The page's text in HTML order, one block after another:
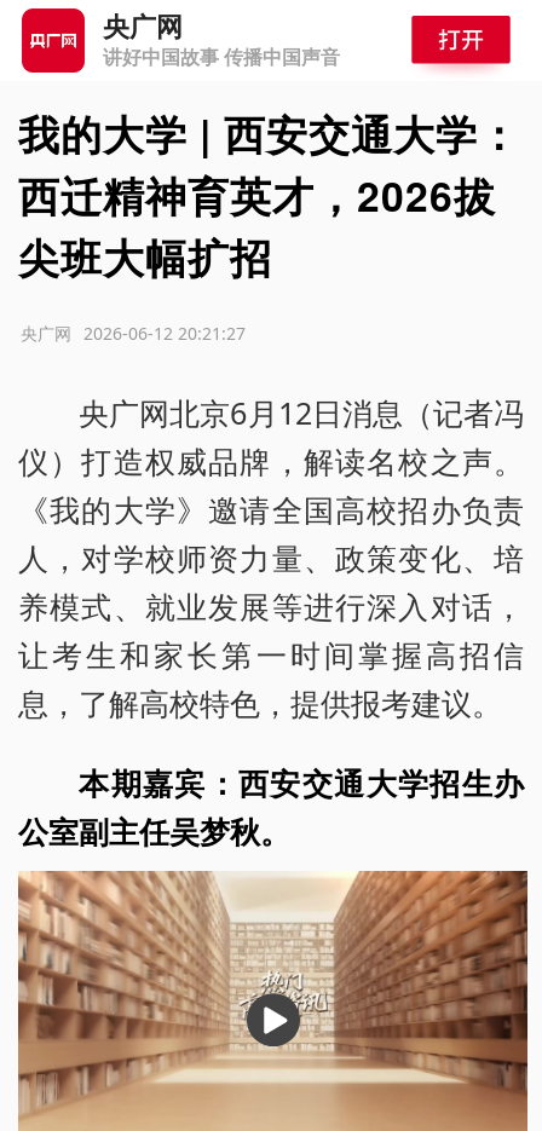
央广网
讲好中国故事 传播中国声音
我的大学 | 西安交通大学：
西迁精神育英才，2026拔
尖班大幅扩招
2026-06-12 20:21:27
央广网
央广网北京6月12日消息（记者冯
仪）打造权威品牌，解读名校之声。
《我的大学》邀请全国高校招办负责
人，对学校师资力量、政策变化、培
养模式、就业发展等进行深入对话，
让考生和家长第一时间掌握高招信
息，了解高校特色，提供报考建议。
本期嘉宾：西安交通大学招生办
公室副主任吴梦秋。
播
放